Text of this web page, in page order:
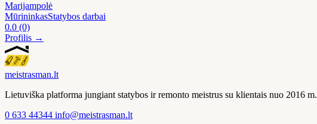
Marijampolė
MūrininkasStatybos darbai
0.0 (0)
Profilis →
meistrasman.lt
Lietuviška platforma jungiant statybos ir remonto meistrus su klientais nuo 2016 m.
0 633 44344 info@meistrasman.lt